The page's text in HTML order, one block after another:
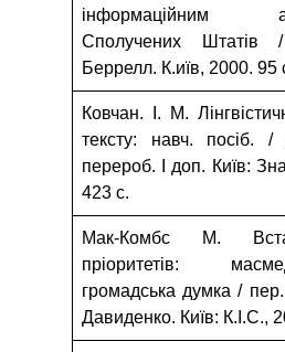
інформаційним
Сполучених
Беррелл. К.иїв, 2000. 95
Ковчан. І. М.
тексту: навч. посіб. /
перероб. І доп. Київ:
423 с.
Мак-Комбс М.
пріоритетів:
громадська думка /
Давиденко. Київ: К.І.С.,